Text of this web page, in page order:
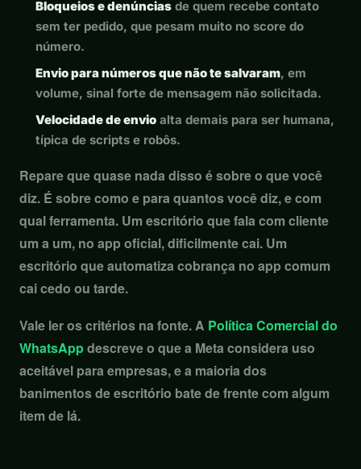
Bloqueios e denúncias de quem recebe contato
sem ter pedido, que pesam muito no score do
número.
Envio para números que não te salvaram, em
volume, sinal forte de mensagem não solicitada.
Velocidade de envio alta demais para ser humana,
típica de scripts e robôs.
Repare que quase nada disso é sobre o que você
diz. É sobre como e para quantos você diz, e com
qual ferramenta. Um escritório que fala com cliente
um a um, no app oficial, dificilmente cai. Um
escritório que automatiza cobrança no app comum
cai cedo ou tarde.
Vale ler os critérios na fonte. A Política Comercial do
WhatsAppdescreve o que a Meta considera uso
aceitável para empresas, e a maioria dos
banimentos de escritório bate de frente com algum
item de lá.